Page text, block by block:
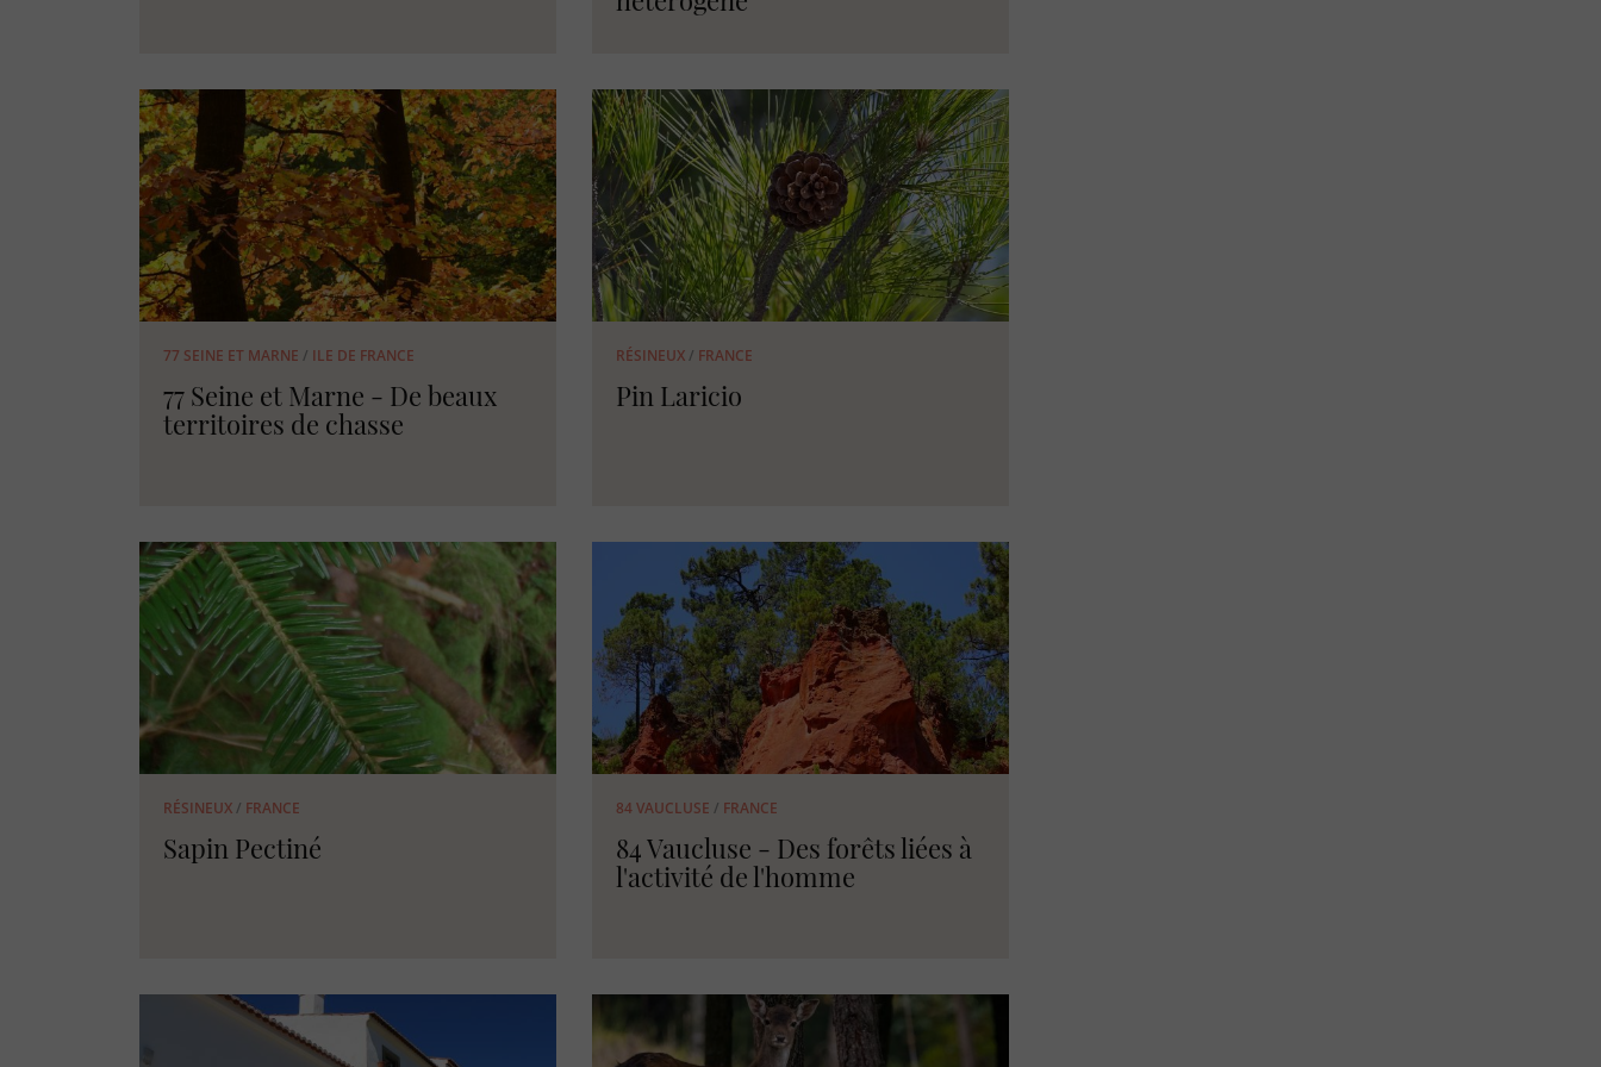
77 SEINE ET MARNE / ILE DE FRANCE
77 Seine et Marne - De beaux
territoires de chasse
RÉSINEUX/ FRANCE
Pin Laricio
RÉSINEUX/ FRANCE
Sapin Pectiné
84 VAUCLUSE / FRANCE
84 Vaucluse - Des forêts liées à
l'activité de l'homme